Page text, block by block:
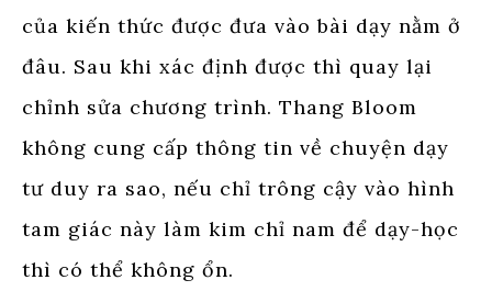
của kiến thức được đưa vào bài dạy nằm ở
đâu. Sau khi xác định được thì quay lại
chỉnh sửa chương trình. Thang Bloom
không cung cấp thông tin về chuyện dạy
tư duy ra sao, nếu chỉ trông cậy vào hình
tam giác này làm kim chỉ nam để dạy-học
thì có thể không ổn.